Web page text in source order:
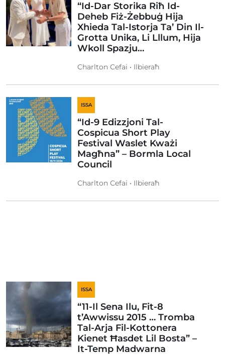
“Id-Dar Storika Riħ Id-
Deheb Fiż-Żebbuġ Hija
Xhieda Tal-Istorja Ta’ Din Il-
Grotta Unika, Li Lllum, Hija
Wkoll Spazju…
Charlton Cefai • Ilbieraħ
ISSA
“Id-9 Edizzjoni Tal-
Cospicua Short Play
Festival Waslet Kważi
Magħna” – Bormla Local
Council
Charlton Cefai • Ilbieraħ
ISSA
“11-Il Sena Ilu, Fit-8
t’Awwissu 2015 … Tromba
Tal-Arja Fil-Kottonera
Kienet Ħasdet Lil Bosta” –
It-Temp Madwarna